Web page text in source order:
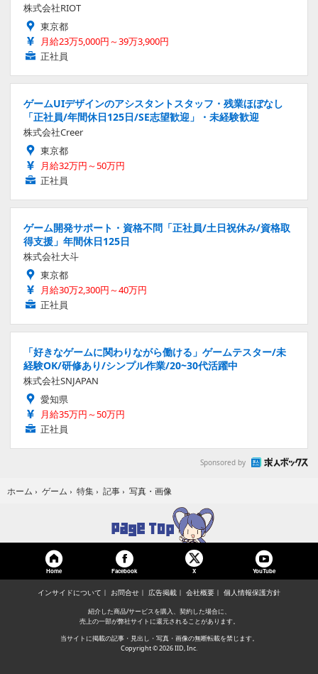
株式会社RIOT
東京都
月給23万5,000円～39万3,900円
正社員
ゲームUIデザインのアシスタントスタッフ・残業ほぼなし
「正社員/年間休日125日/SE志望歓迎」・未経験歓迎
株式会社Creer
東京都
月給32万円～50万円
正社員
ゲーム開発サポート・資格不問「正社員/土日祝休み/資格取
得支援」年間休日125日
株式会社大斗
東京都
月給30万2,300円～40万円
正社員
「好きなゲームに関わりながら働ける」ゲームテスター/未
経験OK/研修あり/シンプル作業/20~30代活躍中
株式会社SNJAPAN
愛知県
月給35万円～50万円
正社員
Sponsored by
ホーム › ゲーム › 特集 › 記事 › 写真・画像
Home Facebook X YouTube
インサイドについて お問合せ 広告掲載 会社概要 個人情報保護方針
紹介した商品/サービスを購入、契約した場合に、
売上の一部が弊社サイトに還元されることがあります。
当サイトに掲載の記事・見出し・写真・画像の無断転載を禁じます。
Copyright © 2026 IID, Inc.